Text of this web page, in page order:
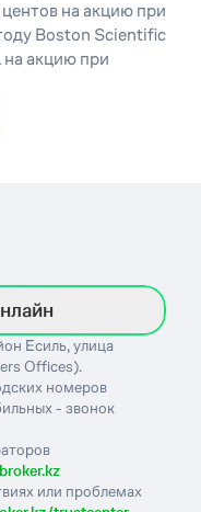
на акцию при
Boston Scientific
акцию при
Есиль, улица
Offices).
номеров
- звонок
или проблемах